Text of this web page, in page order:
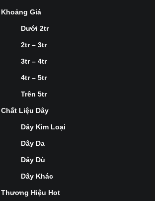
Khoảng Giá
Dưới 2tr
2tr – 3tr
3tr – 4tr
4tr – 5tr
Trên 5tr
Chất Liệu Dây
Dây Kim Loại
Dây Da
Dây Dù
Dây Khác
Thương Hiệu Hot